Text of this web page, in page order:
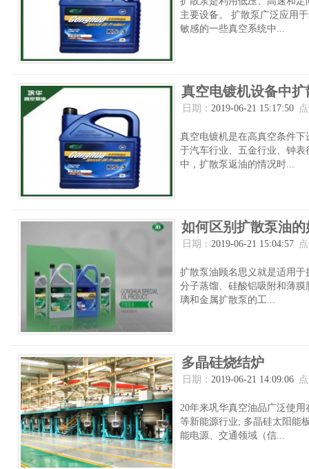
主要设备。 扩散泵广泛应用
敏感的一些真空系统中...
真空电镀机设备中
日期： 2019-06-21 15:17:50
真空电镀机是在高真空条件
于汽车行业、五金行业、钟
中，扩散泵返油的情况时...
如何区别扩散泵油的
日期： 2019-06-21 15:04:57
扩散泵油顾名思义就是适用
分子蒸馏、硅酸铝吸附和薄
璃和金属扩散泵的工...
多晶硅烧结炉
日期： 2019-06-21 14:09:06
20年来巩华真空油品广泛使
等新能源行业; 多晶硅太阳能
能电源、交通领域（信...